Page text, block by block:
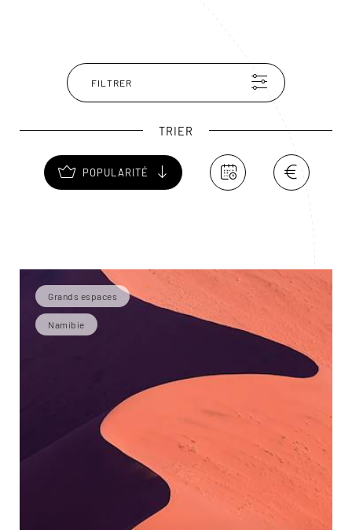
FILTRER
TRIER
POPULARITÉ
Grands espaces
Namibie